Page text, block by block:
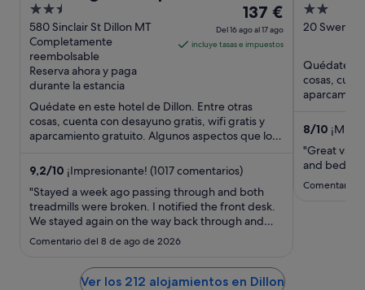
2.5
out
of
5
580 Sinclair St Dillon MT
Completamente
reembolsable
Reserva ahora y paga
durante la estancia
El
precio
es
noche
del
16
17
ago
137 €
Del 16 ago al 17 ago
incluye tasas e impuestos
Quédate en este hotel de Dillon. Entre otras
cosas, cuenta con desayuno gratis, wifi gratis y
aparcamiento gratuito. Algunos aspectos que los
9,2/10 ¡Impresionante! (1017 comentarios)
"Stayed a week ago passing through and both
treadmills were broken. I notified the front desk.
We stayed again on the way back through and
both treadmills were still broken. I asked in the
morning for late check out as the parking lot
barely had any cars in it and they said no. You
can’t tell me there ..."
Comentario del 8 de ago de 2026
2
out
5
20
Quédate
cosas,
8/10 ¡Muy
"Great
and bed
Comentario
Ver los 212 alojamientos en Dillon